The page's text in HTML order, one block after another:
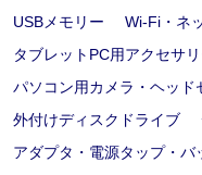
USBメモリー
Wi-Fi・ネ
タブレットPC用アクセサ
パソコン用カメラ・ヘッド
外付けディスクドライブ
アダプタ・電源タップ・バ